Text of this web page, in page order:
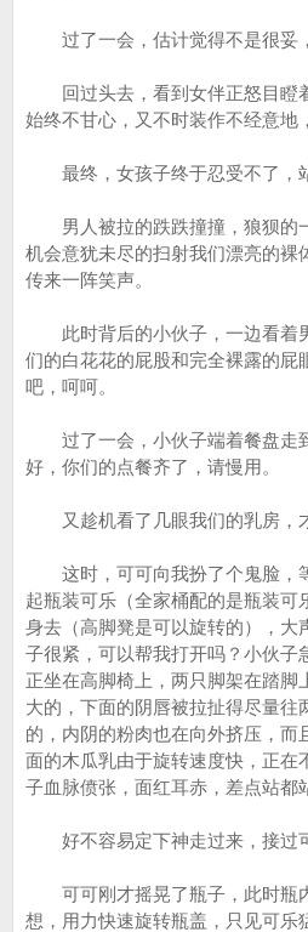
过了一会，估计觉得不是很妥，
回过头去，看到女伴正怒目瞪
始终不甘心，又不时装作不经意地
最终，女孩子终于忍受不了，站
男人被拉的跌跌撞撞，狼狈的
机会意犹未尽的扫射我们漂亮的裸
传来一阵笑声。
此时背后的小伙子，一边看着
们的白花花的屁股和完全裸露的屁
吧，呵呵。
过了一会，小伙子端着餐盘走
好，你们的点餐齐了，请慢用。
又趁机看了几眼我们的乳房，才
这时，可可向我扮了个鬼脸，
起瓶装可乐（全家桶配的是瓶装可
身去（高脚凳是可以旋转的），大
子很紧，可以帮我打开吗？小伙子
正坐在高脚椅上，两只脚架在踏脚
大的，下面的阴唇被拉扯得尽量往
的，内阴的粉肉也在向外挤压，而
面的木瓜乳由于旋转速度快，正在
子血脉偾张，面红耳赤，差点站都
好不容易定下神走过来，接过可
可可刚才摇晃了瓶子，此时瓶
想，用力快速旋转瓶盖，只见可乐